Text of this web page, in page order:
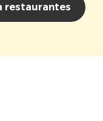
restaurantes